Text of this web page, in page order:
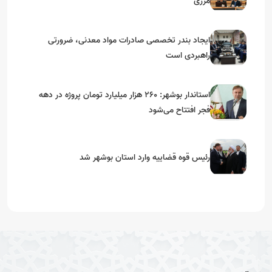
ایجاد بندر تخصصی صادرات مواد معدنی، ضرورتی
راهبردی است
استاندار بوشهر: ۲۶۰ هزار میلیارد تومان پروژه در دهه
فجر افتتاح می‌شود
رئیس قوه قضاییه وارد استان بوشهر شد